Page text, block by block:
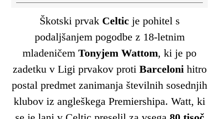
Škotski prvak Celtic je pohitel s
podaljšanjem pogodbe z 18-letnim
mladeničem Tonyjem Wattom, ki je po
zadetku v Ligi prvakov proti Barceloni hitro
postal predmet zanimanja številnih sosednjih
klubov iz angleškega Premiershipa. Watt, ki